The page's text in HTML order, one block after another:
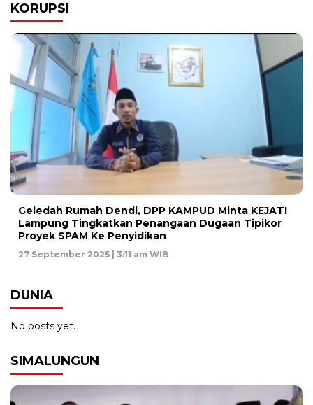
KORUPSI
Geledah Rumah Dendi, DPP KAMPUD Minta KEJATI
Lampung Tingkatkan Penangaan Dugaan Tipikor
Proyek SPAM Ke Penyidikan
27 September 2025 | 3:11 am WIB
DUNIA
No posts yet.
SIMALUNGUN